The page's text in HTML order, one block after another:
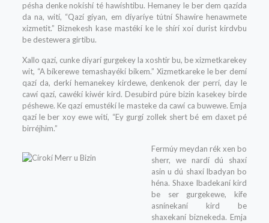
pésha denke nokíshí té hawíshtibu. Hemaney le ber dem qazída
da na, wití, “Qazí gíyan, em díyaríye tútní Shawire henawmete
xizmetit.” Biznekesh kase mastékí ke le shírí xoí durist kirdvbu
be destewera girtibu.
Xallo qazí, cunke díyarí gurgekey la xoshtir bu, be xizmetkarekey
wit, “A bíkerewe temashayékí bikem.” Xizmetkareke le ber demí
qazí da, derkí hemanekey kirdewe, denkenok der perrí, day le
cawí qazí, cawékí kiwér kird. Desubird púre bizin kasekey birde
péshewe. Ke qazí emustékí le masteke da cawí ca buwewe. Emja
qazí le ber xoy ewe wití, “Ey gurgí zollek shert bé em daxet pé
birréjhim.”
Fermúy meydan rék xen bo
sherr, we nardí dú shaxí
asin u dú shaxí lbadyan bo
héna. Shaxe lbadekaní kird
be ser gurgekewe, kífe
asnínekaní kird be
shaxekaní biznekeda. Emja